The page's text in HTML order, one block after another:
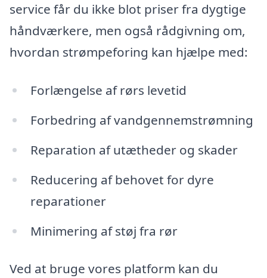
service får du ikke blot priser fra dygtige
håndværkere, men også rådgivning om,
hvordan strømpeforing kan hjælpe med:
Forlængelse af rørs levetid
Forbedring af vandgennemstrømning
Reparation af utætheder og skader
Reducering af behovet for dyre
reparationer
Minimering af støj fra rør
Ved at bruge vores platform kan du